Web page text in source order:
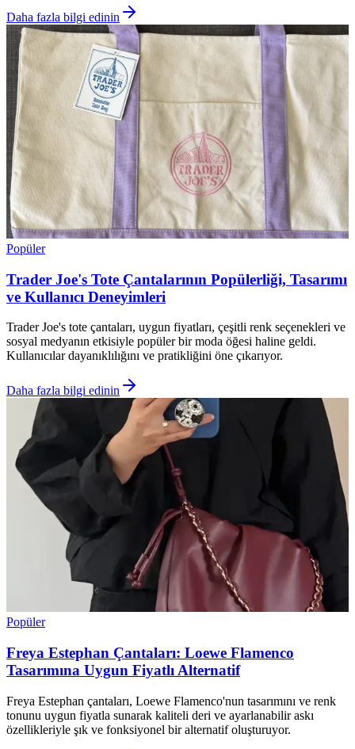
Daha fazla bilgi edinin
Popüler
Trader Joe's Tote Çantalarının Popülerliği, Tasarımı
ve Kullanıcı Deneyimleri
Trader Joe's tote çantaları, uygun fiyatları, çeşitli renk seçenekleri ve
sosyal medyanın etkisiyle popüler bir moda öğesi haline geldi.
Kullanıcılar dayanıklılığını ve pratikliğini öne çıkarıyor.
Daha fazla bilgi edinin
Popüler
Freya Estephan Çantaları: Loewe Flamenco
Tasarımına Uygun Fiyatlı Alternatif
Freya Estephan çantaları, Loewe Flamenco'nun tasarımını ve renk
tonunu uygun fiyatla sunarak kaliteli deri ve ayarlanabilir askı
özellikleriyle şık ve fonksiyonel bir alternatif oluşturuyor.